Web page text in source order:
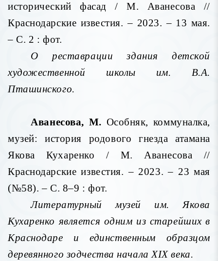
исторический фасад / М. Аванесова //
Краснодарские известия. – 2023. – 13 мая.
– С. 2 : фот.
О реставрации здания детской
художественной школы им. В.А.
Пташинского.
Аванесова, М. Особняк, коммуналка,
музей: история родового гнезда атамана
Якова Кухаренко / М. Аванесова //
Краснодарские известия. – 2023. – 23 мая
(№58). – С. 8–9 : фот.
Литературный музей им. Якова
Кухаренко является одним из старейших в
Краснодаре и единственным образцом
деревянного зодчества началаXIXвека.